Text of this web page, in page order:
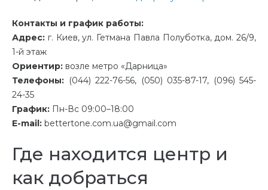
Контакты и график работы:
Адрес: г. Киев, ул. Гетмана Павла Полуботка, дом. 26/9,
1-й этаж
Ориентир: возле метро «Дарница»
Телефоны: (044) 222-76-56, (050) 035-87-17, (096) 545-
24-35
График: Пн-Вс 09:00–18:00
E-mail: bettertone.com.ua@gmail.com
Где находится центр и
как добраться